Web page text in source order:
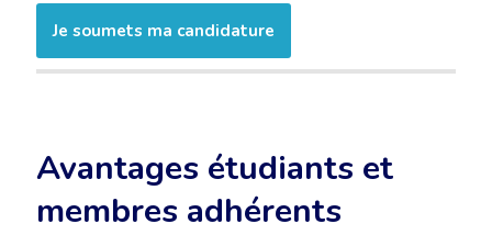
Je soumets ma candidature
Avantages étudiants et
membres adhérents